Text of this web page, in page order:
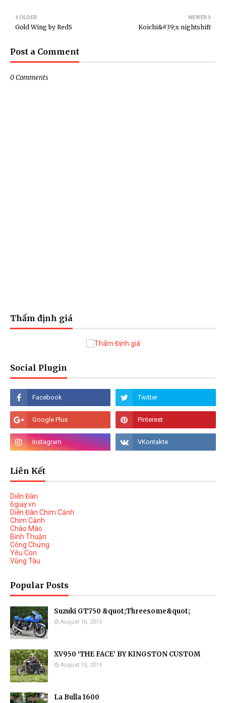
NEWER
Koichi&#39;s nightshift
OLDER
Gold Wing by RedS
Post a Comment
0 Comments
Thẩm định giá
Social Plugin
Liên Kết
Diễn Đàn
6giay.vn
Diễn Đàn Chim Cảnh
Chim Cảnh
Chào Mào
Binh Thuận
Công Chứng
Yêu Con
Vũng Tàu
Popular Posts
Suzuki GT750 &quot;Threesome&quot;
August 16, 2015
XV950 ‘THE FACE’ BY KINGSTON CUSTOM
August 15, 2015
La Bulla 1600